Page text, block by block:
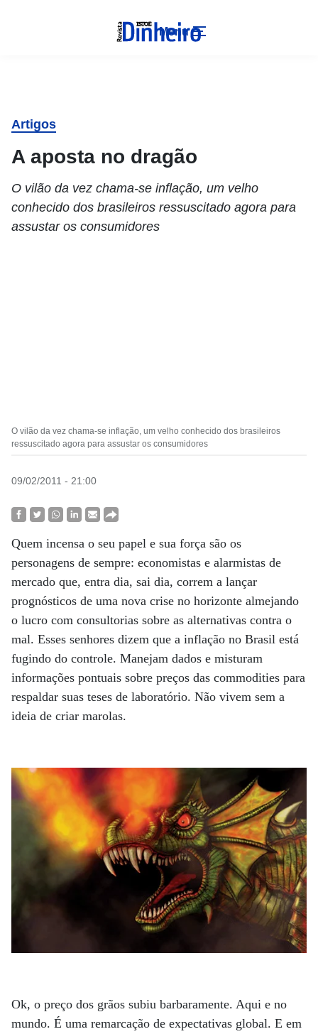
Menu
Artigos
A aposta no dragão
O vilão da vez chama-se inflação, um velho
conhecido dos brasileiros ressuscitado agora para
assustar os consumidores
O vilão da vez chama-se inflação, um velho conhecido dos brasileiros
ressuscitado agora para assustar os consumidores
09/02/2011 - 21:00
Quem incensa o seu papel e sua força são os
personagens de sempre: economistas e alarmistas de
mercado que, entra dia, sai dia, correm a lançar
prognósticos de uma nova crise no horizonte almejando
o lucro com consultorias sobre as alternativas contra o
mal. Esses senhores dizem que a inflação no Brasil está
fugindo do controle. Manejam dados e misturam
informações pontuais sobre preços das commodities para
respaldar suas teses de laboratório. Não vivem sem a
ideia de criar marolas.
Ok, o preço dos grãos subiu barbaramente. Aqui e no
mundo. É uma remarcação de expectativas global. E em